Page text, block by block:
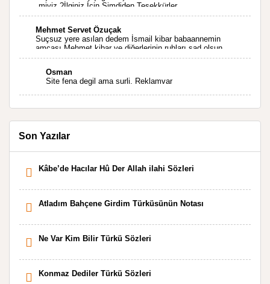
miyiz ?İlginiz İçin Şimdiden Teşekkürler.
Mehmet Servet Özuçak
Suçsuz yere asılan dedem İsmail kibar babaannemin
amcası Mehmet kibar ve diğerlerinin ruhları şad olsun.
Kahrolsun Cemal paşa
Osman
Site fena degil ama surli. Reklamvar
Son Yazılar
Kâbe’de Hacılar Hû Der Allah ilahi Sözleri
Atladım Bahçene Girdim Türküsünün Notası
Ne Var Kim Bilir Türkü Sözleri
Konmaz Dediler Türkü Sözleri